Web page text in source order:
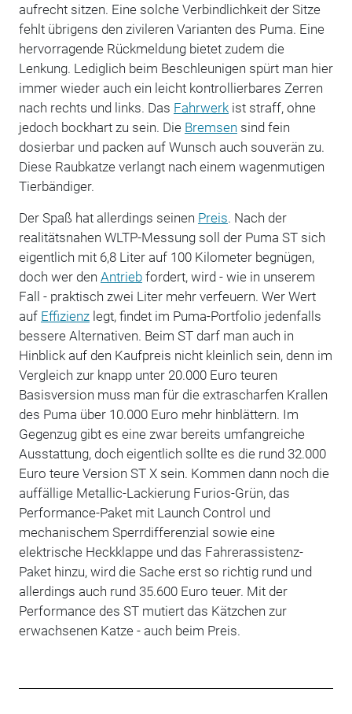
aufrecht sitzen. Eine solche Verbindlichkeit der Sitze
fehlt übrigens den zivileren Varianten des Puma. Eine
hervorragende Rückmeldung bietet zudem die
Lenkung. Lediglich beim Beschleunigen spürt man hier
immer wieder auch ein leicht kontrollierbares Zerren
nach rechts und links. Das Fahrwerkist straff, ohne
jedoch bockhart zu sein. Die Bremsen sind fein
dosierbar und packen auf Wunsch auch souverän zu.
Diese Raubkatze verlangt nach einem wagenmutigen
Tierbändiger.
Der Spaß hat allerdings seinen Preis. Nach der
realitätsnahen WLTP-Messung soll der Puma ST sich
eigentlich mit 6,8 Liter auf 100 Kilometer begnügen,
doch wer den Antriebfordert, wird - wie in unserem
Fall - praktisch zwei Liter mehr verfeuern. Wer Wert
auf Effizienzlegt, findet im Puma-Portfolio jedenfalls
bessere Alternativen. Beim ST darf man auch in
Hinblick auf den Kaufpreis nicht kleinlich sein, denn im
Vergleich zur knapp unter 20.000 Euro teuren
Basisversion muss man für die extrascharfen Krallen
des Puma über 10.000 Euro mehr hinblättern. Im
Gegenzug gibt es eine zwar bereits umfangreiche
Ausstattung, doch eigentlich sollte es die rund 32.000
Euro teure Version ST X sein. Kommen dann noch die
auffällige Metallic-Lackierung Furios-Grün, das
Performance-Paket mit Launch Control und
mechanischem Sperrdifferenzial sowie eine
elektrische Heckklappe und das Fahrerassistenz-
Paket hinzu, wird die Sache erst so richtig rund und
allerdings auch rund 35.600 Euro teuer. Mit der
Performance des ST mutiert das Kätzchen zur
erwachsenen Katze - auch beim Preis.